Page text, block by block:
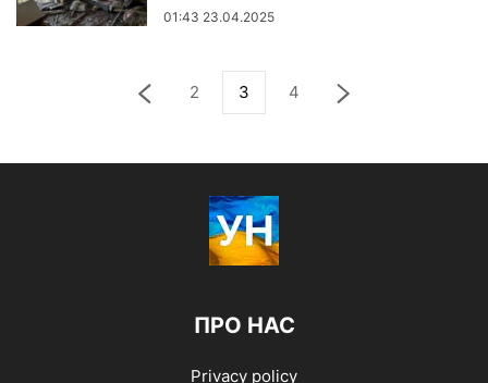
01:43 23.04.2025
2 3 4
ПРО НАС
Privacy policy